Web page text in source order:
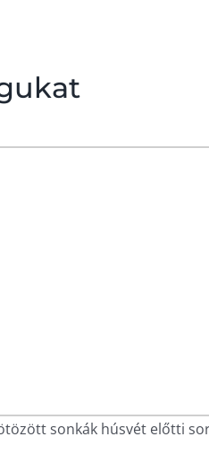
sonkák húsvét előtti